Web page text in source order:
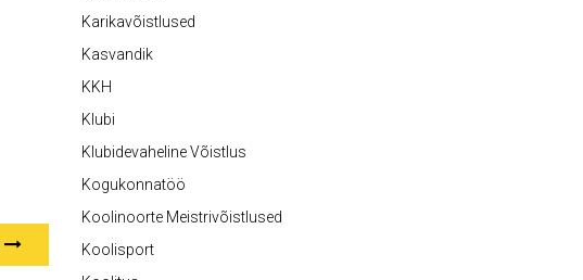
Karikavõistlused
Kasvandik
KKH
Klubi
Klubidevaheline Võistlus
Kogukonnatöö
Koolinoorte Meistrivõistlused
Koolisport